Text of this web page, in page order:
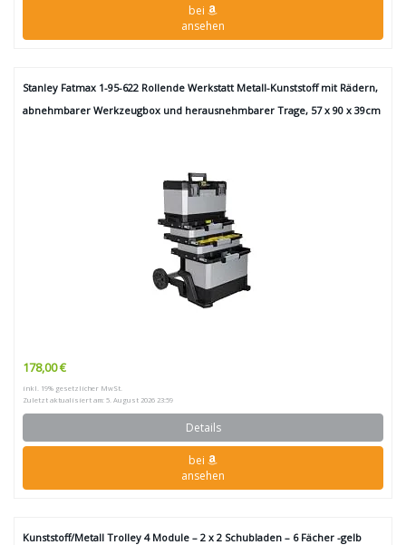
bei
ansehen
Stanley Fatmax 1-95-622 Rollende Werkstatt Metall-Kunststoff mit Rädern,
abnehmbarer Werkzeugbox und herausnehmbarer Trage, 57 x 90 x 39cm
178,00 €
inkl. 19% gesetzlicher MwSt.
Zuletzt aktualisiert am: 5. August 2026 23:59
Details
bei
ansehen
Kunststoff/Metall Trolley 4 Module – 2 x 2 Schubladen – 6 Fächer -gelb